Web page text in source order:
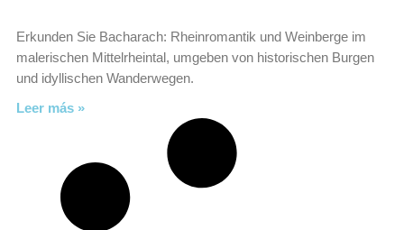
Erkunden Sie Bacharach: Rheinromantik und Weinberge im
malerischen Mittelrheintal, umgeben von historischen Burgen
und idyllischen Wanderwegen.
Leer más »